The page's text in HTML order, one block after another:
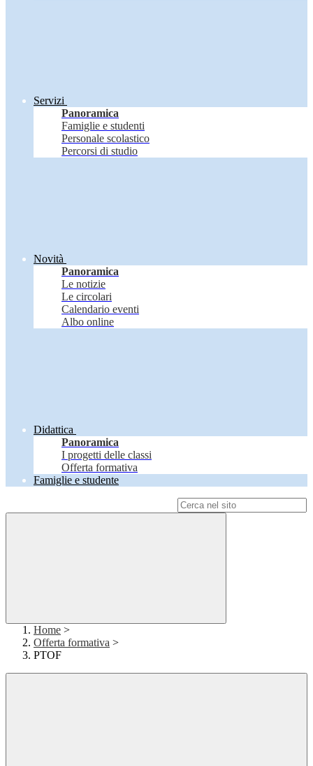
Servizi
Panoramica
Famiglie e studenti
Personale scolastico
Percorsi di studio
Novità
Panoramica
Le notizie
Le circolari
Calendario eventi
Albo online
Didattica
Panoramica
I progetti delle classi
Offerta formativa
Famiglie e studente
Home >
Offerta formativa >
PTOF